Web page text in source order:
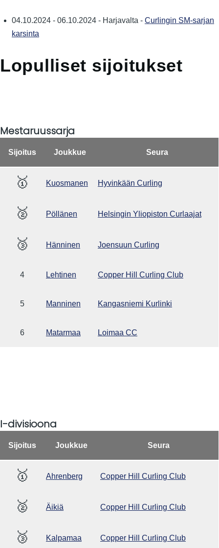
04.10.2024 - 06.10.2024 - Harjavalta - Curlingin SM-sarjan
karsinta
Lopulliset sijoitukset
Mestaruussarja
Sijoitus Joukkue Seura
🥇 Kuosmanen Hyvinkään Curling
🥈 Pöllänen Helsingin Yliopiston Curlaajat
🥉 Hänninen Joensuun Curling
4 Lehtinen Copper Hill Curling Club
5 Manninen Kangasniemi Kurlinki
6 Matarmaa Loimaa CC
I-divisioona
Sijoitus Joukkue Seura
🥇 Ahrenberg Copper Hill Curling Club
🥈 Äikiä Copper Hill Curling Club
🥉 Kalpamaa Copper Hill Curling Club